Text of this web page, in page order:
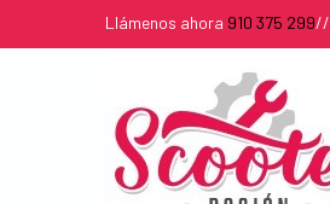
Llámenos ahora 910 375 299//